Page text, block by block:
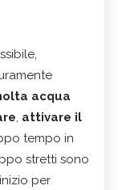
acqua
, attivare il
tempo in
stretti sono
per